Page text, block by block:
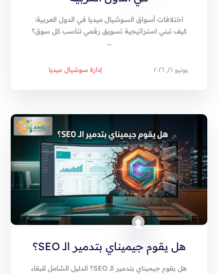
إدارة سوشيال ميديا يونيو ٢١, ٢٠٢٦
اختلافات أسواق السوشيال ميديا في الدول العربية:
كيف تبني استراتيجية تسويق رقمي تناسب كل سوق؟
...
هل يقوم جيميناي بتدمير الـ SEO؟
هل يقوم جيميناي بتدمير الـ SEO؟ الدليل الشامل للبقاء